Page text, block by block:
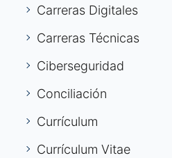
Carreras Digitales
Carreras Técnicas
Ciberseguridad
Conciliación
Currículum
Currículum Vitae